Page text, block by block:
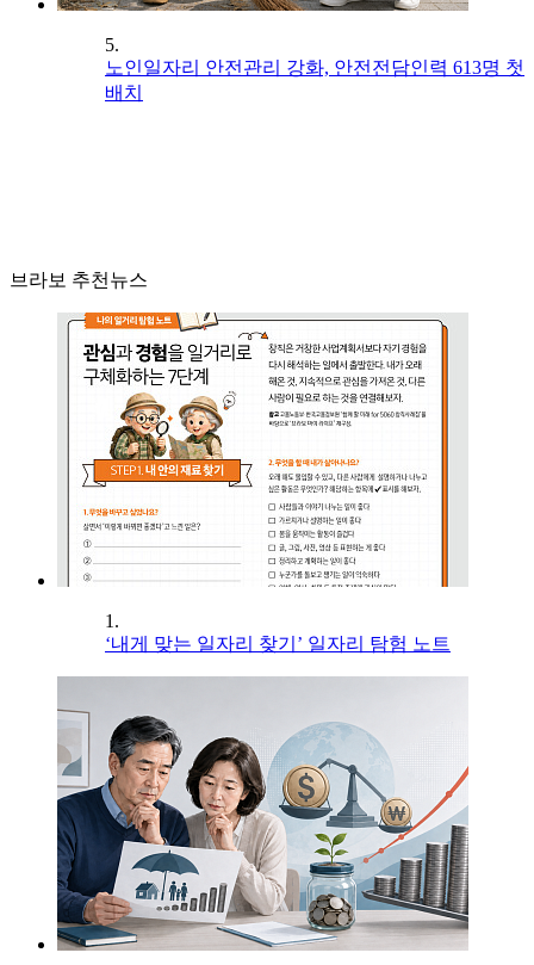
5.
노인일자리 안전관리 강화, 안전전담인력 613명 첫
배치
브라보 추천뉴스
1.
‘내게 맞는 일자리 찾기’ 일자리 탐험 노트